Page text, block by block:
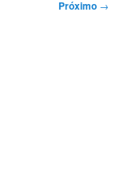
Próximo →